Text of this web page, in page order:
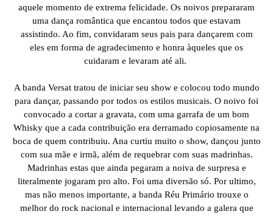
aquele momento de extrema felicidade. Os noivos prepararam
uma dança romântica que encantou todos que estavam
assistindo. Ao fim, convidaram seus pais para dançarem com
eles em forma de agradecimento e honra àqueles que os
cuidaram e levaram até ali.
A banda Versat tratou de iniciar seu show e colocou todo mundo
para dançar, passando por todos os estilos musicais. O noivo foi
convocado a cortar a gravata, com uma garrafa de um bom
Whisky que a cada contribuição era derramado copiosamente na
boca de quem contribuiu. Ana curtiu muito o show, dançou junto
com sua mãe e irmã, além de requebrar com suas madrinhas.
Madrinhas estas que ainda pegaram a noiva de surpresa e
literalmente jogaram pro alto. Foi uma diversão só. Por ultimo,
mas não menos importante, a banda Réu Primário trouxe o
melhor do rock nacional e internacional levando a galera que